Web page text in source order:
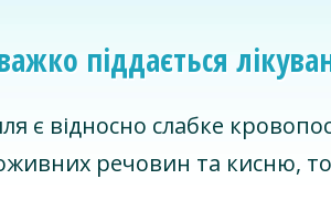
піддається
є відносно слабке
речовин та кисню,